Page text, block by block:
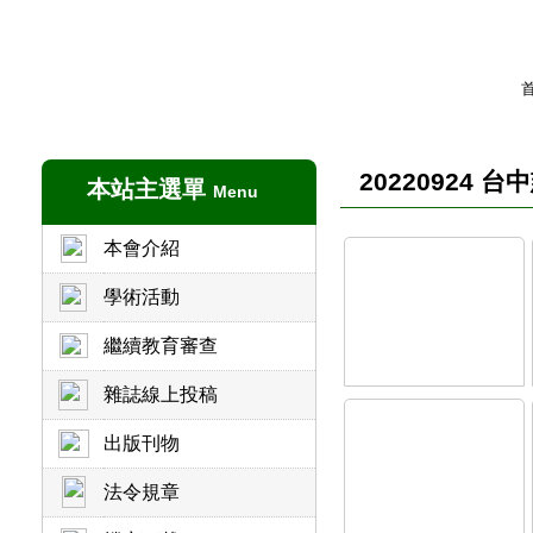
本站主選單 Menu
本會介紹
學術活動
繼續教育審查
雜誌線上投稿
出版刊物
法令規章
20220924 台